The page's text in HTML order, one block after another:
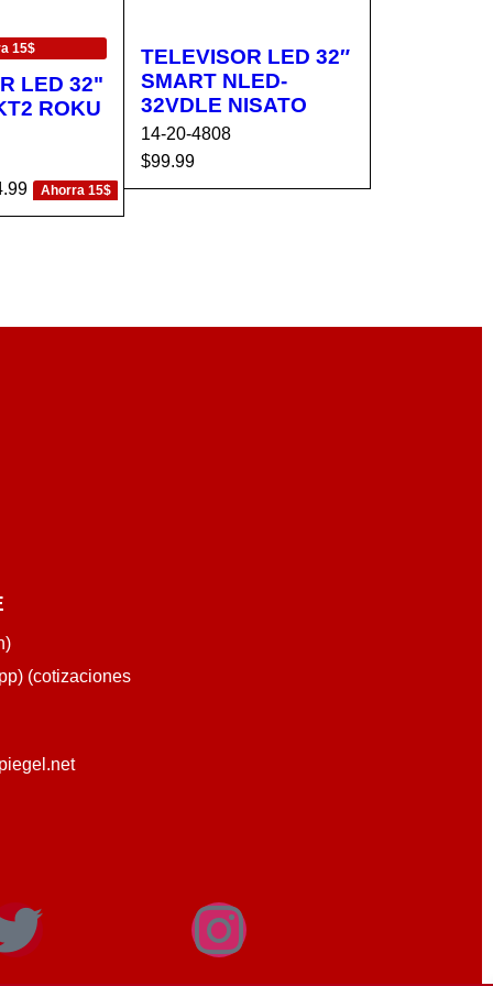
15$
LED 32"
ROKU
Ahorra 15$
VISTA
TELEVISOR LED 32″
SMART NLED-
32VDLE NISATO
14-20-4808
$99.99
AÑADIR AL CA
VISTA
(cotizaciones